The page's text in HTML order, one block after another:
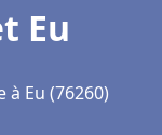
Eu
Eu (76260)